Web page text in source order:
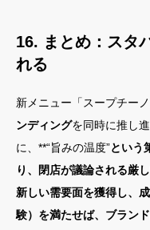
16. まとめ：スタ
れる
新メニュー「スープチー
ンディングを同時に推し
に、**“旨みの温度”という
り、閉店が議論される厳
新しい需要面を獲得し、
験）を満たせば、ブラン